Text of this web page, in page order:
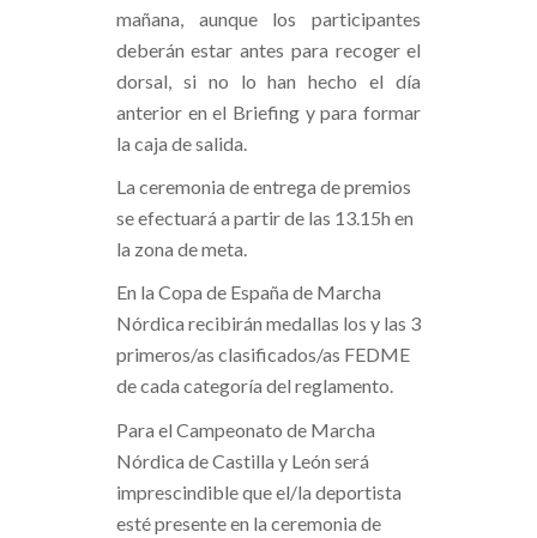
mañana, aunque los participantes
deberán estar antes para recoger el
dorsal, si no lo han hecho el día
anterior en el Briefing y para formar
la caja de salida.
La ceremonia de entrega de premios
se efectuará a partir de las 13.15h en
la zona de meta.
En la Copa de España de Marcha
Nórdica recibirán medallas los y las 3
primeros/as clasificados/as FEDME
de cada categoría del reglamento.
Para el Campeonato de Marcha
Nórdica de Castilla y León será
imprescindible que el/la deportista
esté presente en la ceremonia de